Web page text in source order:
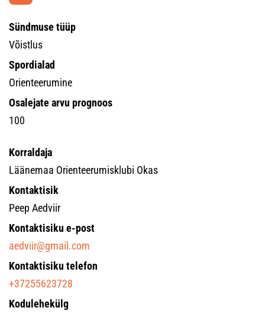
Sündmuse tüüp
Võistlus
Spordialad
Orienteerumine
Osalejate arvu prognoos
100
Korraldaja
Läänemaa Orienteerumisklubi Okas
Kontaktisik
Peep Aedviir
Kontaktisiku e-post
aedviir@gmail.com
Kontaktisiku telefon
+37255623728
Kodulehekülg